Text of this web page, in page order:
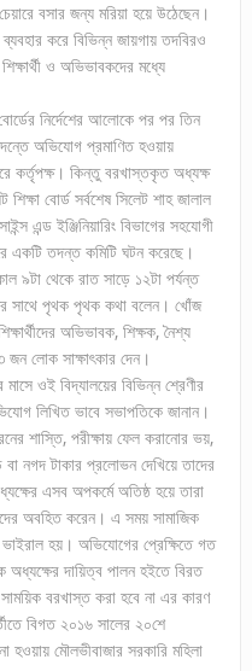
বসার জন্য মরিয়া হয়ে উঠেছেন।
করে বিভিন্ন জায়গায় তদবিরও
ও অভিভাবকদের মধ্যে
নির্দেশের আলোকে পর পর তিন
অভিযোগ প্রমাণিত হওয়ায়
কর্তৃপক্ষ। কিন্তু বরখাস্তকৃত অধ্যক্ষ
বোর্ড সর্বশেষ সিলেট শাহ জালাল
এন্ড ইঞ্জিনিয়ারিং বিভাগের সহযোগী
একটি তদন্ত কমিটি ঘটন করেছে।
৯টা থেকে রাত সাড়ে ১২টা পর্যন্ত
সাথে পৃথক পৃথক কথা বলেন। খোঁজ
অভিভাবক, শিক্ষক, নৈশ্য
লোক সাক্ষাৎকার দেন।
ওই বিদ্যালয়ের বিভিন্ন শ্রেণীর
লিখিত ভাবে সভাপতিকে জানান।
শাস্তি, পরীক্ষায় ফেল করানোর ভয়,
বা নগদ টাকার প্রলোভন দেখিয়ে তাদের
এসব অপকর্মে অতিষ্ঠ হয়ে তারা
অবহিত করেন। এ সময় সামাজিক
হয়। অভিযোগের প্রেক্ষিতে গত
দায়িত্ব পালন হইতে বিরত
বরখাস্ত করা হবে না এর কারণ
বিগত ২০১৬ সালের ২০শে
মৌলভীবাজার সরকারি মহিলা